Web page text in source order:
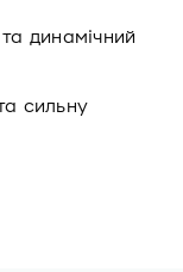
та динамічний
сильну